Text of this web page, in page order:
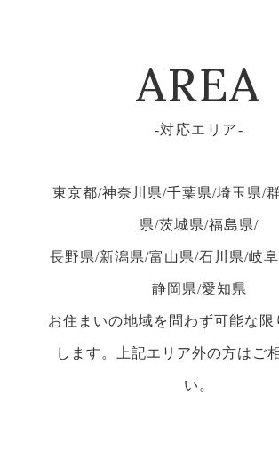
AREA
対応エリア
東京都/神奈川県/千葉県/埼玉県/
県/茨城県/福島県/
長野県/新潟県/富山県/石川県/岐
静岡県/愛知県
お住まいの地域を問わず可能な限
します。上記エリア外の方はご
い。